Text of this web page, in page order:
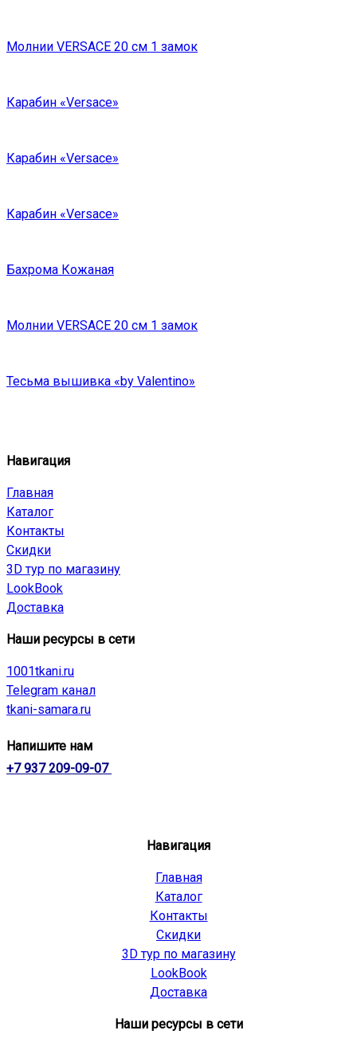
Молнии VERSACE 20 см 1 замок
Карабин «Versace»
Карабин «Versace»
Карабин «Versace»
Бахрома Кожаная
Молнии VERSACE 20 см 1 замок
Тесьма вышивка «by Valentino»
Навигация
Главная
Каталог
Контакты
Скидки
3D тур по магазину
LookBook
Доставка
Наши ресурсы в сети
1001tkani.ru
Telegram канал
tkani-samara.ru
Напишите нам
+7 937 209-09-07
Навигация
Главная
Каталог
Контакты
Скидки
3D тур по магазину
LookBook
Доставка
Наши ресурсы в сети